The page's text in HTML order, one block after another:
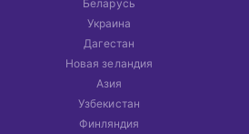
Беларусь
Украина
Дагестан
Новая зеландия
Азия
Узбекистан
Финляндия